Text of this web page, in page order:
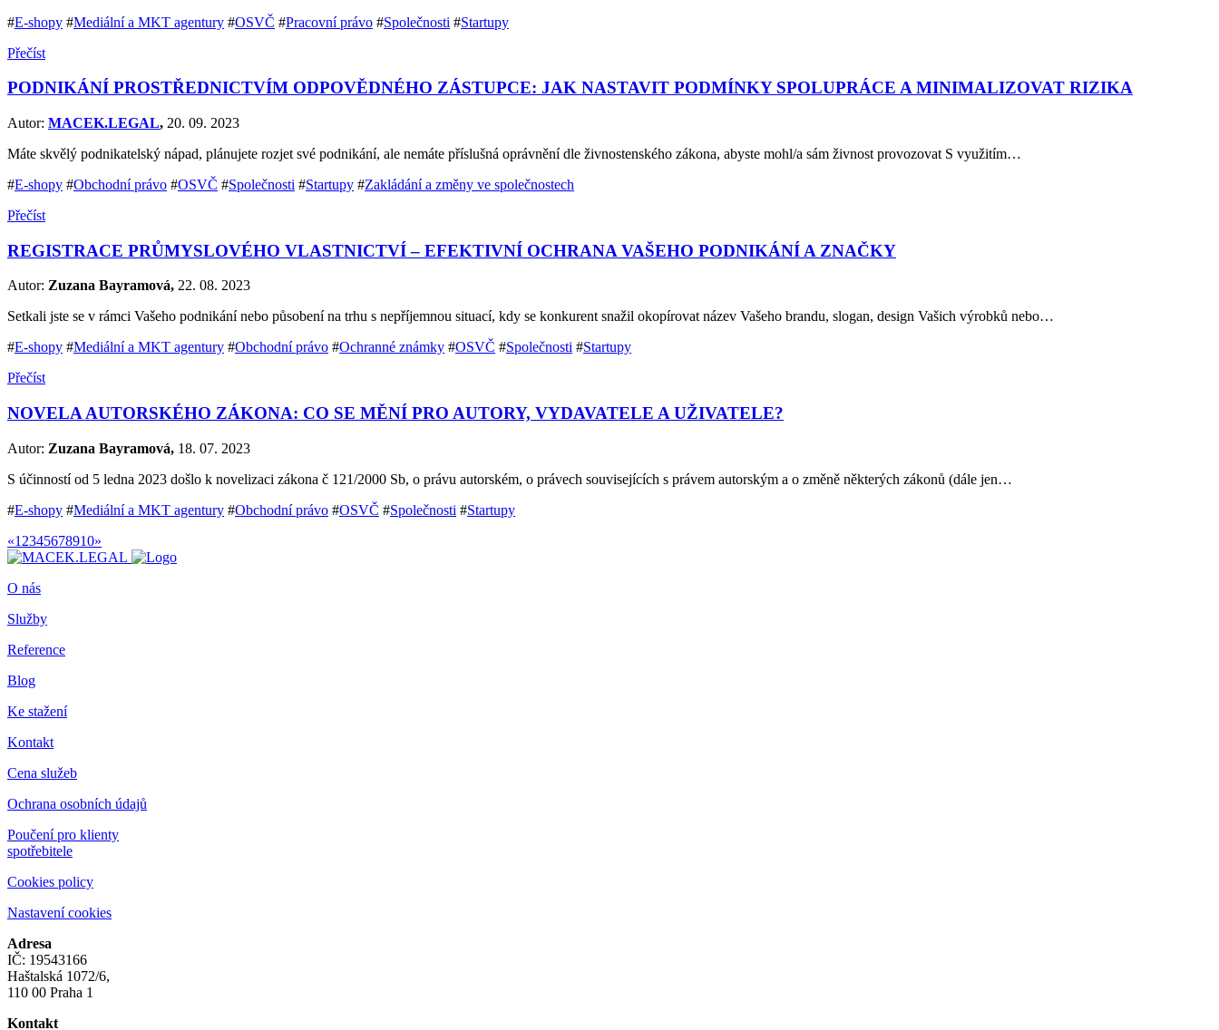
#E-shopy #Mediální a MKT agentury #OSVČ #Pracovní právo #Společnosti #Startupy
Přečíst
PODNIKÁNÍ PROSTŘEDNICTVÍM ODPOVĚDNÉHO ZÁSTUPCE: JAK NASTAVIT PODMÍNKY SPOLUPRÁCE A MINIMALIZOVAT RIZIKA
Autor: MACEK.LEGAL, 20. 09. 2023
Máte skvělý podnikatelský nápad, plánujete rozjet své podnikání, ale nemáte příslušná oprávnění dle živnostenského zákona, abyste mohl/a sám živnost provozovat S využitím…
#E-shopy #Obchodní právo #OSVČ #Společnosti #Startupy #Zakládání a změny ve společnostech
Přečíst
REGISTRACE PRŮMYSLOVÉHO VLASTNICTVÍ – EFEKTIVNÍ OCHRANA VAŠEHO PODNIKÁNÍ A ZNAČKY
Autor: Zuzana Bayramová, 22. 08. 2023
Setkali jste se v rámci Vašeho podnikání nebo působení na trhu s nepříjemnou situací, kdy se konkurent snažil okopírovat název Vašeho brandu, slogan, design Vašich výrobků nebo…
#E-shopy #Mediální a MKT agentury #Obchodní právo #Ochranné známky #OSVČ #Společnosti #Startupy
Přečíst
NOVELA AUTORSKÉHO ZÁKONA: CO SE MĚNÍ PRO AUTORY, VYDAVATELE A UŽIVATELE?
Autor: Zuzana Bayramová, 18. 07. 2023
S účinností od 5 ledna 2023 došlo k novelizaci zákona č 121/2000 Sb, o právu autorském, o právech souvisejících s právem autorským a o změně některých zákonů (dále jen…
#E-shopy #Mediální a MKT agentury #Obchodní právo #OSVČ #Společnosti #Startupy
«1 2345678910»
O nás
Služby
Reference
Blog
Ke stažení
Kontakt
Cena služeb
Ochrana osobních údajů
Poučení pro klienty
spotřebitele
Cookies policy
Nastavení cookies
Adresa
IČ: 19543166
Haštalská 1072/6,
110 00 Praha 1
Kontakt